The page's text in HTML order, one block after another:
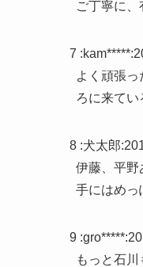
ご丁寧に、
7 :kam*****:
よく頑張
ろに来てい
8 :犬太郎:
伊藤、平野
手にはめっ
9 :gro*****:
もっと石